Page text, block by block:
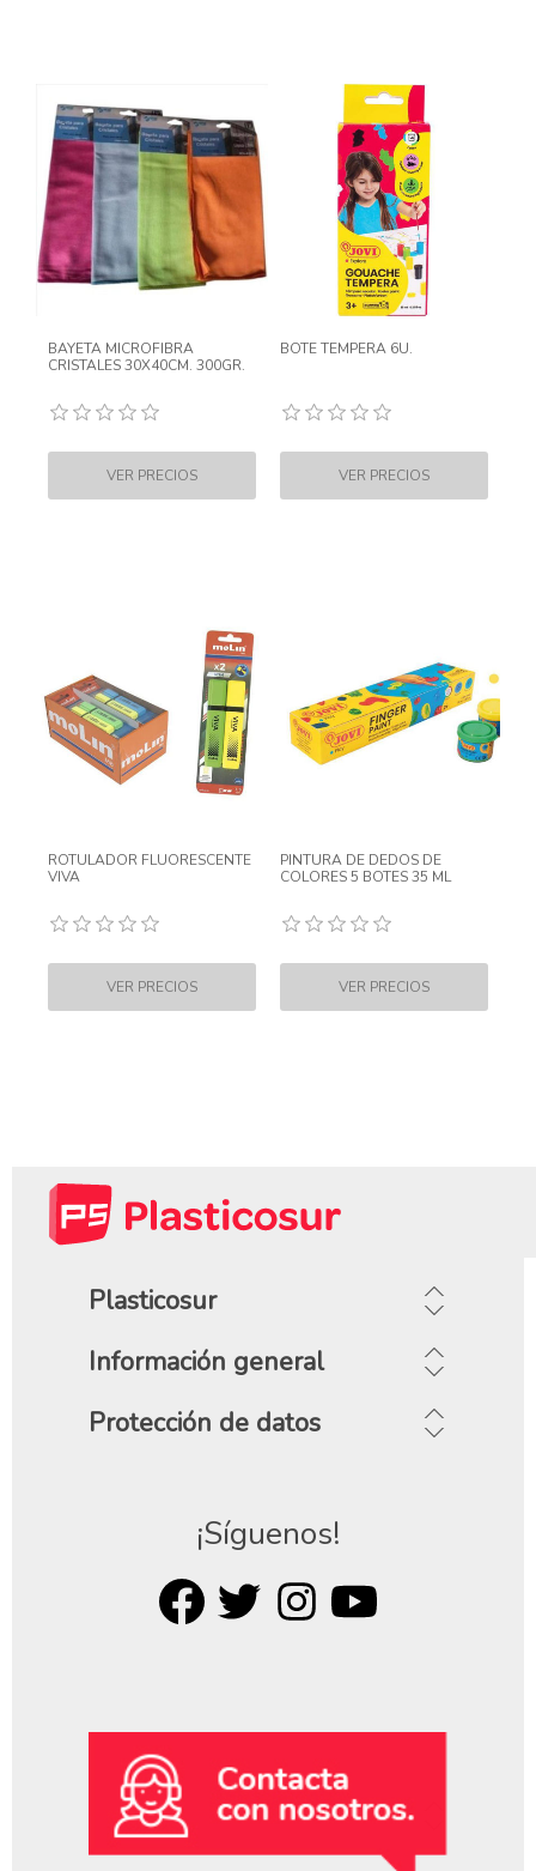
BAYETA MICROFIBRA
CRISTALES 30X40CM. 300GR.
BOTE TEMPERA 6U.
ROTULADOR FLUORESCENTE
VIVA
PINTURA DE DEDOS DE
COLORES 5 BOTES 35 ML
Plasticosur
Información general
Protección de datos
¡Síguenos!